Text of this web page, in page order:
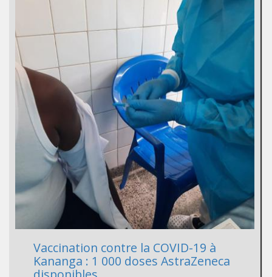
Vaccination contre la COVID-19 à
Kananga : 1 000 doses AstraZeneca